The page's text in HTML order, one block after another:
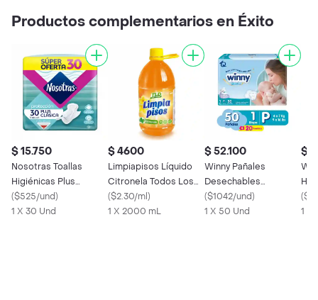
Productos complementarios en Éxito
$ 15.750
Nosotras Toallas
Higiénicas Plus
Clásica Tipo Algodón
($525/und)
1 X 30 Und
$ 4600
Limpiapisos Líquido
Citronela Todos Los
Dias
($2.30/ml)
1 X 2000 mL
$ 52.100
Winny Pañales
Desechables
Sensitive Etapa 1 +
Toallitas Húmedas
($1042/und)
1 X 50 Und
$
(
1 X